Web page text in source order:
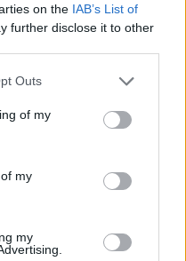
on the IAB’s List of
further disclose it to other
Outs
of my
my
my
και κέντρισε το
με πολλούς να
υπό το βάρος της
αυτοσυστηθεί.
«χορό του Τραμπ»
το όνομά της,
χώρα της, πριν